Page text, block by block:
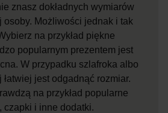
znasz dokładnych wymiarów
osoby. Możliwości jednak i tak
na przykład piękne
popularnym prezentem jest
W przypadku szlafroka albo
łatwiej jest odgadnąć rozmiar.
na przykład popularne
czapki i inne dodatki.